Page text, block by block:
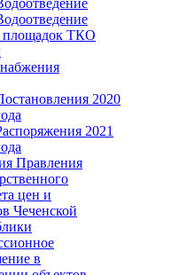
площадок ТКО
2020
2021
Правления
цен и
Чеченской
в